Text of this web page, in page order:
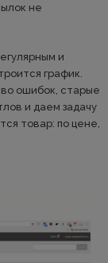
не
и
график.
ошибок, старые
и даем задачу
товар: по цене,